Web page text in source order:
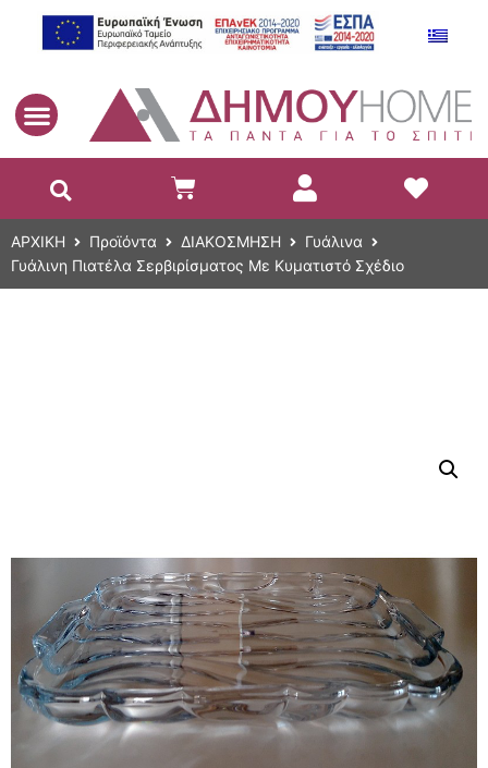
ΑΡΧΙΚΗ Προϊόντα ΔΙΑΚΟΣΜΗΣΗ
Γυάλινα
Γυάλινη Πιατέλα Σερβιρίσματος Με Κυματιστό Σχέδιο